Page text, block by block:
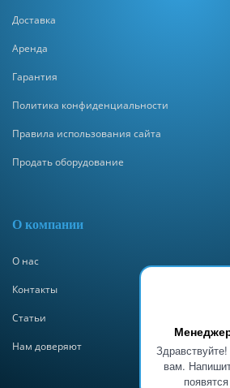
вам.
Доставка
Аренда
Гарантия
Политика конфиденциальности
Правила использования сайта
Продать оборудование
О компании
О нас
Контакты
Статьи
Нам доверяют